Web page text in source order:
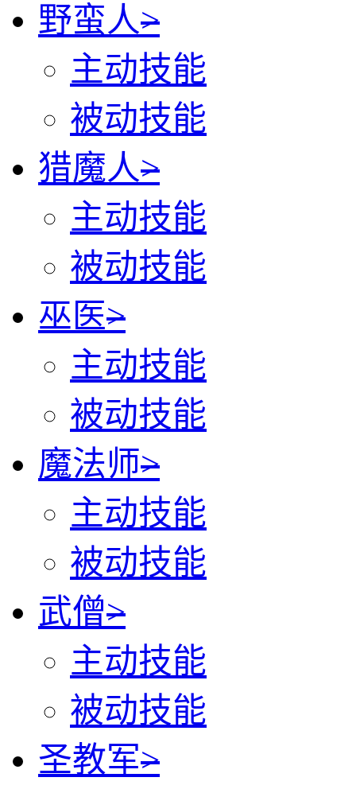
野蛮人>
主动技能
被动技能
猎魔人>
主动技能
被动技能
巫医>
主动技能
被动技能
魔法师>
主动技能
被动技能
武僧>
主动技能
被动技能
圣教军>